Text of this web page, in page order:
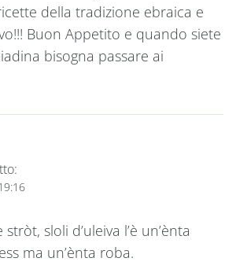
della tradizione ebraica e
Buon Appetito e quando siete
bisogna passare ai
sloli d’uleiva l’è un’ènta
ma un’ènta roba.